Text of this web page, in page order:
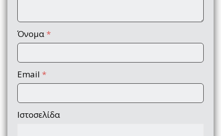
Όνομα *
Email *
Ιστοσελίδα